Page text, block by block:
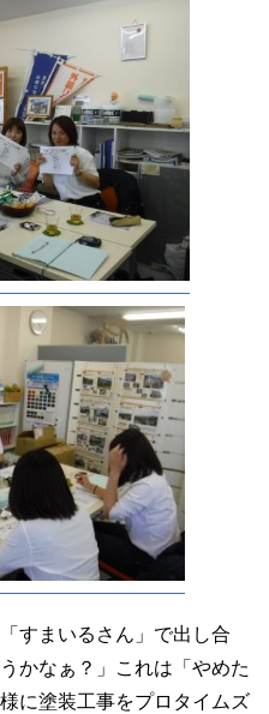
すまいるさん」で出し合
ぁ？」これは「やめた
に塗装工事をプロタイムズ